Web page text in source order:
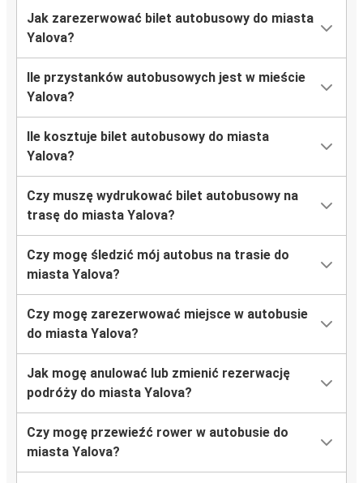
Jak zarezerwować bilet autobusowy do miasta
Yalova?
Ile przystanków autobusowych jest w mieście
Yalova?
Ile kosztuje bilet autobusowy do miasta
Yalova?
Czy muszę wydrukować bilet autobusowy na
trasę do miasta Yalova?
Czy mogę śledzić mój autobus na trasie do
miasta Yalova?
Czy mogę zarezerwować miejsce w autobusie
do miasta Yalova?
Jak mogę anulować lub zmienić rezerwację
podróży do miasta Yalova?
Czy mogę przewieźć rower w autobusie do
miasta Yalova?